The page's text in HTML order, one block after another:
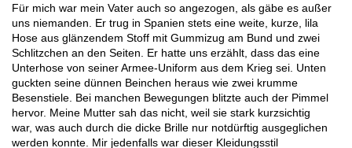
Für mich war mein Vater auch so angezogen, als gäbe es außer
uns niemanden. Er trug in Spanien stets eine weite, kurze, lila
Hose aus glänzendem Stoff mit Gummizug am Bund und zwei
Schlitzchen an den Seiten. Er hatte uns erzählt, dass das eine
Unterhose von seiner Armee-Uniform aus dem Krieg sei. Unten
guckten seine dünnen Beinchen heraus wie zwei krumme
Besenstiele. Bei manchen Bewegungen blitzte auch der Pimmel
hervor. Meine Mutter sah das nicht, weil sie stark kurzsichtig
war, was auch durch die dicke Brille nur notdürftig ausgeglichen
werden konnte. Mir jedenfalls war dieser Kleidungsstil